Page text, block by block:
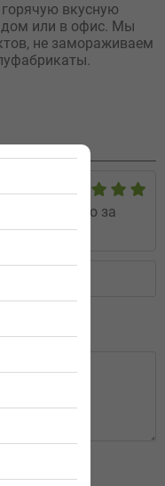
вкусную
дом или в офис. Мы
не замораживаем
спасибо за